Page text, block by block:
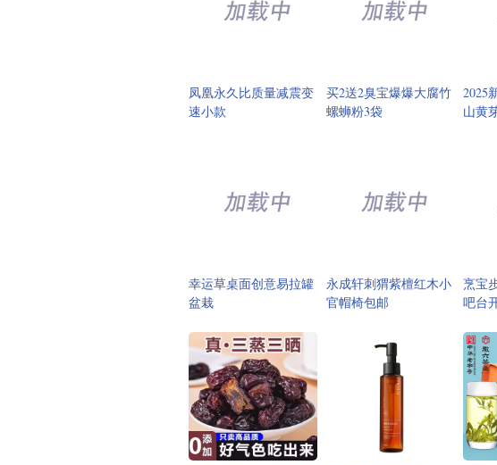
凤凰永久比质量减震变
速小款
买2送2臭宝爆爆大腐竹
螺蛳粉3袋
2025
山黄
幸运草桌面创意易拉罐
盆栽
永成轩刺猬紫檀红木小
官帽椅包邮
烹宝
吧台